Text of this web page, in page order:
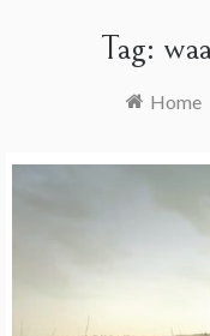
Tag:
Home